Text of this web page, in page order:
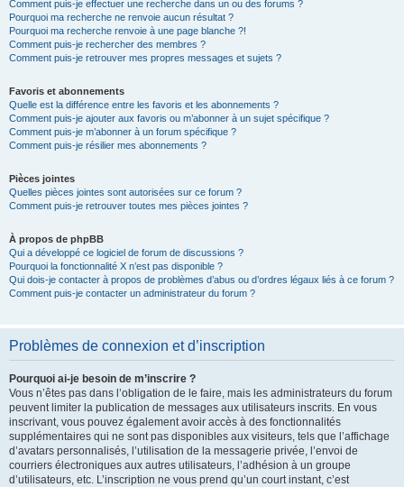
Comment puis-je effectuer une recherche dans un ou des forums ?
Pourquoi ma recherche ne renvoie aucun résultat ?
Pourquoi ma recherche renvoie à une page blanche ?!
Comment puis-je rechercher des membres ?
Comment puis-je retrouver mes propres messages et sujets ?
Favoris et abonnements
Quelle est la différence entre les favoris et les abonnements ?
Comment puis-je ajouter aux favoris ou m’abonner à un sujet spécifique ?
Comment puis-je m’abonner à un forum spécifique ?
Comment puis-je résilier mes abonnements ?
Pièces jointes
Quelles pièces jointes sont autorisées sur ce forum ?
Comment puis-je retrouver toutes mes pièces jointes ?
À propos de phpBB
Qui a développé ce logiciel de forum de discussions ?
Pourquoi la fonctionnalité X n’est pas disponible ?
Qui dois-je contacter à propos de problèmes d’abus ou d’ordres légaux liés à ce forum ?
Comment puis-je contacter un administrateur du forum ?
Problèmes de connexion et d’inscription
Pourquoi ai-je besoin de m’inscrire ?
Vous n’êtes pas dans l’obligation de le faire, mais les administrateurs du forum
peuvent limiter la publication de messages aux utilisateurs inscrits. En vous
inscrivant, vous pouvez également avoir accès à des fonctionnalités
supplémentaires qui ne sont pas disponibles aux visiteurs, tels que l’affichage
d’avatars personnalisés, l’utilisation de la messagerie privée, l’envoi de
courriers électroniques aux autres utilisateurs, l’adhésion à un groupe
d’utilisateurs, etc. L’inscription ne vous prend qu’un court instant, c’est